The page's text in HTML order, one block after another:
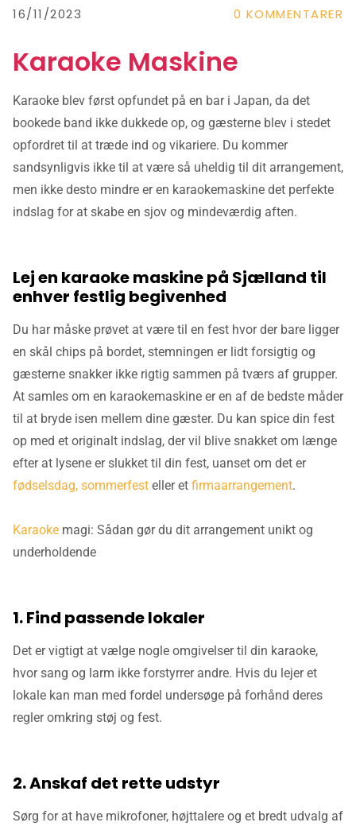
16/11/2023 0 KOMMENTARER
Karaoke Maskine
Karaoke blev først opfundet på en bar i Japan, da det
bookede band ikke dukkede op, og gæsterne blev i stedet
opfordret til at træde ind og vikariere. Du kommer
sandsynligvis ikke til at være så uheldig til dit arrangement,
men ikke desto mindre er en karaokemaskine det perfekte
indslag for at skabe en sjov og mindeværdig aften.
Lej en karaoke maskine på Sjælland til
enhver festlig begivenhed
Du har måske prøvet at være til en fest hvor der bare ligger
en skål chips på bordet, stemningen er lidt forsigtig og
gæsterne snakker ikke rigtig sammen på tværs af grupper.
At samles om en karaokemaskine er en af de bedste måder
til at bryde isen mellem dine gæster. Du kan spice din fest
op med et originalt indslag, der vil blive snakket om længe
efter at lysene er slukket til din fest, uanset om det er
fødselsdag, sommerfest eller et firmaarrangement.
Karaoke magi: Sådan gør du dit arrangement unikt og
underholdende
1. Find passende lokaler
Det er vigtigt at vælge nogle omgivelser til din karaoke,
hvor sang og larm ikke forstyrrer andre. Hvis du lejer et
lokale kan man med fordel undersøge på forhånd deres
regler omkring støj og fest.
2. Anskaf det rette udstyr
Sørg for at have mikrofoner, højttalere og et bredt udvalg af